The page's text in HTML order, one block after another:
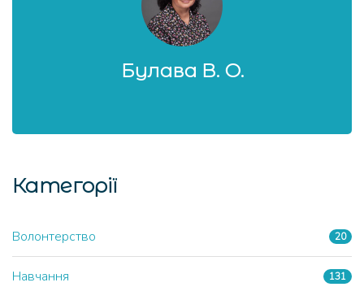
Булава В. О.
Категорії
Волонтерство 20
Навчання 131